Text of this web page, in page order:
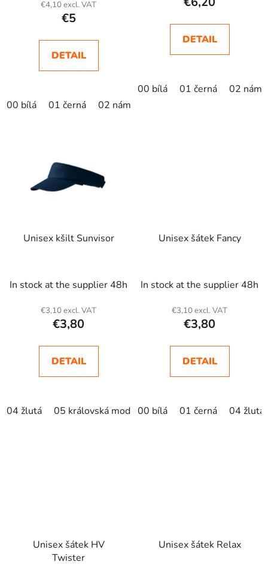
€4,10 excl. VAT
€5
DETAIL
00 bílá 01 černá 02 námořní modrá
DETAIL
00 bílá 01 černá 02
Unisex kšilt Sunvisor
In stock at the supplier 48h
€3,10 excl. VAT
€3,80
DETAIL
04 žlutá 05 královská modrá
Unisex šátek Fancy
In stock at the supplier 48h
€3,10 excl. VAT
€3,80
DETAIL
00 bílá 01 černá 04 žlutá
Unisex šátek HV
Twister
Unisex šátek Relax